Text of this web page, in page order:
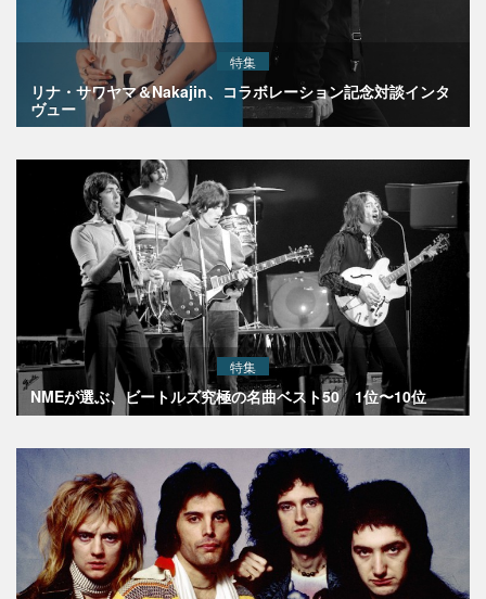
特集
リナ・サワヤマ＆Nakajin、コラボレーション記念対談インタ
ヴュー
特集
NMEが選ぶ、ビートルズ究極の名曲ベスト50 1位〜10位